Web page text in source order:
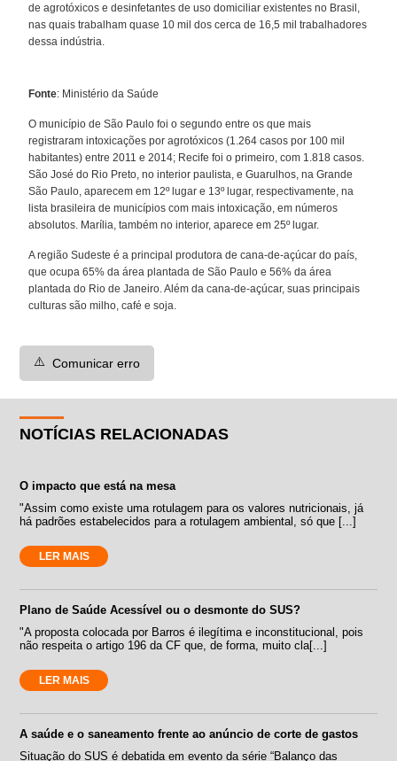
de agrotóxicos e desinfetantes de uso domiciliar existentes no Brasil,
nas quais trabalham quase 10 mil dos cerca de 16,5 mil trabalhadores
dessa indústria.
Fonte: Ministério da Saúde
O município de São Paulo foi o segundo entre os que mais
registraram intoxicações por agrotóxicos (1.264 casos por 100 mil
habitantes) entre 2011 e 2014; Recife foi o primeiro, com 1.818 casos.
São José do Rio Preto, no interior paulista, e Guarulhos, na Grande
São Paulo, aparecem em 12º lugar e 13º lugar, respectivamente, na
lista brasileira de municípios com mais intoxicação, em números
absolutos. Marília, também no interior, aparece em 25º lugar.
A região Sudeste é a principal produtora de cana-de-açúcar do país,
que ocupa 65% da área plantada de São Paulo e 56% da área
plantada do Rio de Janeiro. Além da cana-de-açúcar, suas principais
culturas são milho, café e soja.
⚠️ Comunicar erro
NOTÍCIAS RELACIONADAS
O impacto que está na mesa
"Assim como existe uma rotulagem para os valores nutricionais, já
há padrões estabelecidos para a rotulagem ambiental, só que [...]
LER MAIS
Plano de Saúde Acessível ou o desmonte do SUS?
"A proposta colocada por Barros é ilegítima e inconstitucional, pois
não respeita o artigo 196 da CF que, de forma, muito cla[...]
LER MAIS
A saúde e o saneamento frente ao anúncio de corte de gastos
Situação do SUS é debatida em evento da série “Balanço das